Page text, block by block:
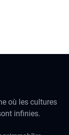
où les cultures
infinies.